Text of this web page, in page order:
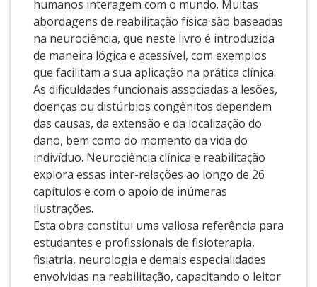
humanos interagem com o mundo. Muitas
abordagens de reabilitação física são baseadas
na neurociência, que neste livro é introduzida
de maneira lógica e acessível, com exemplos
que facilitam a sua aplicação na prática clínica.
As dificuldades funcionais associadas a lesões,
doenças ou distúrbios congênitos dependem
das causas, da extensão e da localização do
dano, bem como do momento da vida do
indivíduo. Neurociência clínica e reabilitação
explora essas inter-relações ao longo de 26
capítulos e com o apoio de inúmeras
ilustrações.
Esta obra constitui uma valiosa referência para
estudantes e profissionais de fisioterapia,
fisiatria, neurologia e demais especialidades
envolvidas na reabilitação, capacitando o leitor